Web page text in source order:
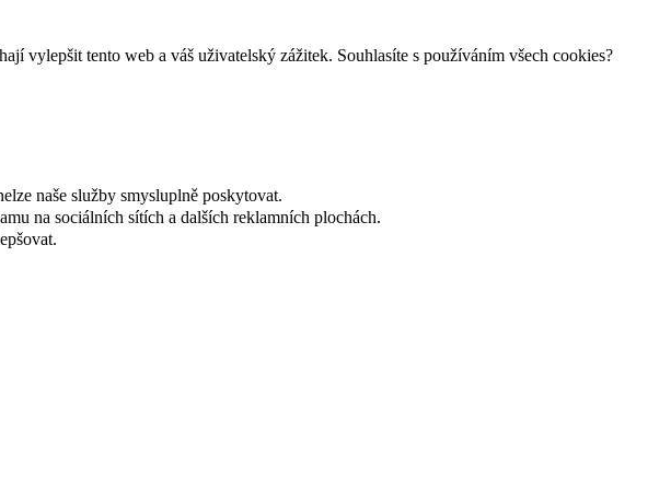
vylepšit tento web a váš uživatelský zážitek. Souhlasíte s používáním všech cookies?
naše služby smysluplně poskytovat.
na sociálních sítích a dalších reklamních plochách.